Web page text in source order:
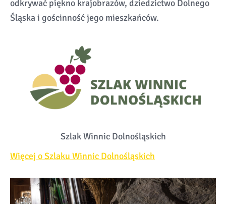
odkrywać piękno krajobrazów, dziedzictwo Dolnego
Śląska i gościnność jego mieszkańców.
Szlak Winnic Dolnośląskich
Więcej o Szlaku Winnic Dolnośląskich